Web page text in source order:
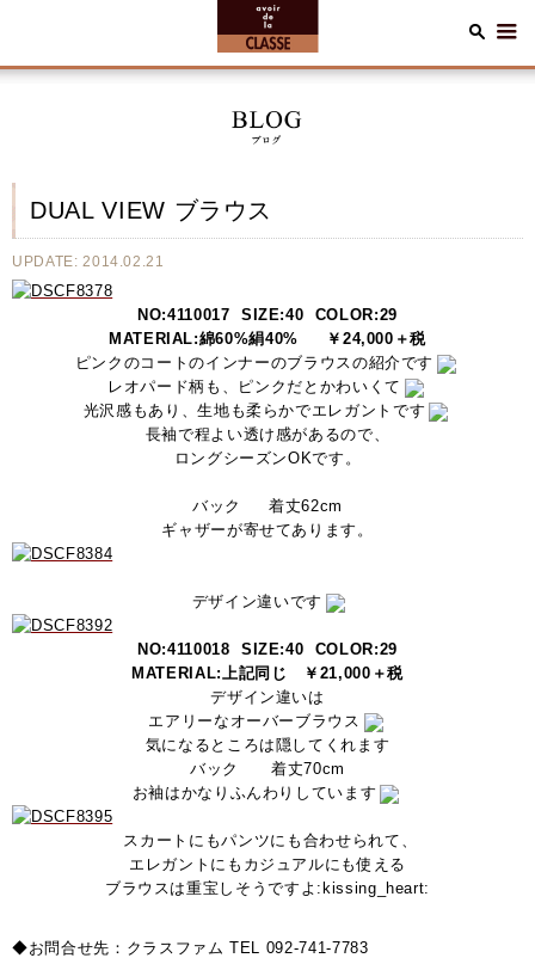
DUAL VIEW ブラウス
UPDATE: 2014.02.21
NO:4110017 SIZE:40 COLOR:29
MATERIAL:綿60%絹40% ￥24,000＋税
ピンクのコートのインナーのブラウスの紹介です
レオパード柄も、ピンクだとかわいくて
光沢感もあり、生地も柔らかでエレガントです
長袖で程よい透け感があるので、
ロングシーズンOKです。
バック 着丈62cm
ギャザーが寄せてあります。
デザイン違いです
NO:4110018 SIZE:40 COLOR:29
MATERIAL:上記同じ ￥21,000＋税
デザイン違いは
エアリーなオーバーブラウス
気になるところは隠してくれます
バック 着丈70cm
お袖はかなりふんわりしています
スカートにもパンツにも合わせられて、
エレガントにもカジュアルにも使える
ブラウスは重宝しそうですよ:kissing_heart:
◆お問合せ先：クラスファム TEL 092-741-7783